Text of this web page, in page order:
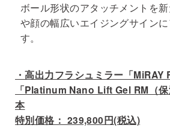
ボール形状のアタッチメントを
や顔の幅広いエイジングサイン
す。
・高出力フラシュミラー「MiRAY
「Platinum Nano Lift Gel RM（
本
特別価格： 239,800円(税込)